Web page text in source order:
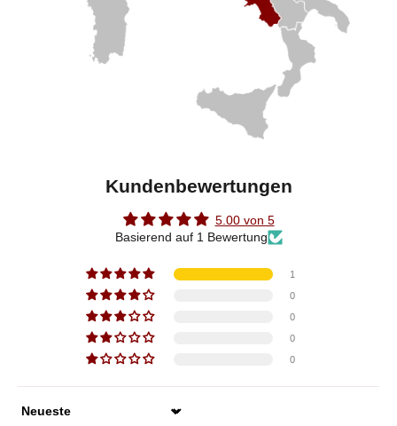
Kundenbewertungen
5.00 von 5
Basierend auf 1 Bewertung
1
0
0
0
0
Sort by